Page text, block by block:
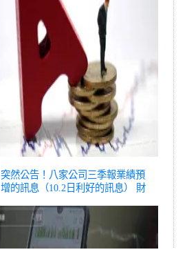
突然公告！八家公司三季報業績預
增的訊息（10.2日利好的訊息）
財